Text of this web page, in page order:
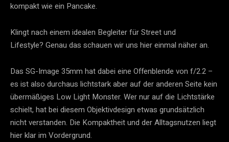
kompakt wie ein Pancake.
Klingt nach einem idealen Begleiter für Street und
Lifestyle? Genau das schauen wir uns hier einmal näher an.
Das SG-Image 35mm hat dabei eine Offenblende von f/2.2 –
es ist also durchaus lichtstark aber auf der anderen Seite kein
übermäßiges Low Light Monster. Wer nur auf die Lichtstärke
schielt, hat bei diesem Objektivdesign etwas grundsätzlich
nicht verstanden. Die Kompaktheit und der Alltagsnutzen liegt
hier klar im Vordergrund.